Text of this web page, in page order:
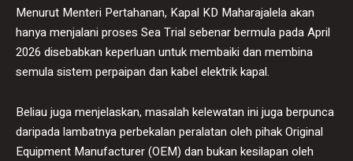
Menurut Menteri Pertahanan, Kapal KD Maharajalela akan
hanya menjalani proses Sea Trial sebenar bermula pada April
2026 disebabkan keperluan untuk membaiki dan membina
semula sistem perpaipan dan kabel elektrik kapal.
Beliau juga menjelaskan, masalah kelewatan ini juga berpunca
daripada lambatnya perbekalan peralatan oleh pihak Original
Equipment Manufacturer (OEM) dan bukan kesilapan oleh